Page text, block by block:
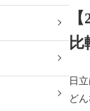
比
日
ど